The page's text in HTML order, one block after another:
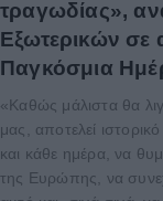
τραγωδίας»,
Εξωτερικών σε
Παγκόσμια
«Καθώς μάλιστα θα
μας, αποτελεί
και κάθε ημέρα, να
της Ευρώπης, να